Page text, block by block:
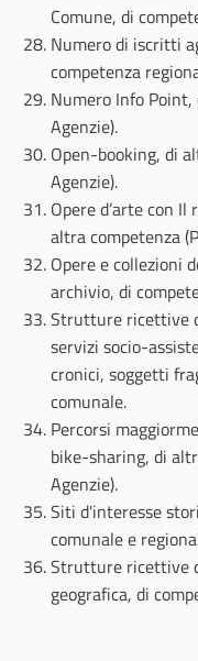
Comune, di
Numero di iscritti
competenza
Numero Info
Agenzie).
Open-booking, di
Agenzie).
Opere d’arte con
altra competenza
Opere e collezioni
archivio, di
Strutture ricettive
servizi socio-
cronici, soggetti
comunale.
Percorsi
bike-sharing, di
Agenzie).
Siti d'interesse
comunale e
Strutture ricettive
geografica, di